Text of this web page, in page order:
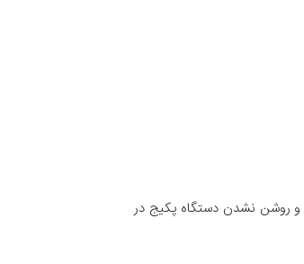
و روشن نشدن دستگاه پکیج در